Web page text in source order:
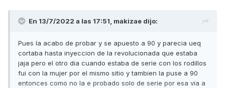
En 13/7/2022 a las 17:51, makizae dijo:
Pues la acabo de probar y se apuesto a 90 y parecia ueq
cortaba hasta inyeccion de la revolucionada que estaba
jaja pero el otro dia cuando estaba de serie con los rodillos
fui con la mujer por el mismo sitio y tambien la puse a 90
entonces como no la e probado solo de serie por esa via a